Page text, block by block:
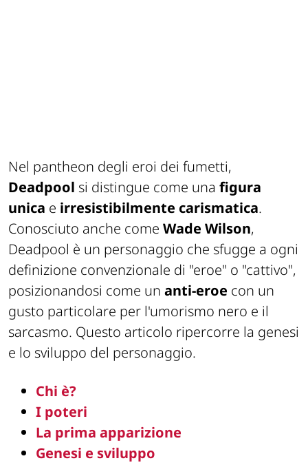
Nel pantheon degli eroi dei fumetti,
Deadpool si distingue come una figura
unica e irresistibilmente carismatica.
Conosciuto anche come Wade Wilson,
Deadpool è un personaggio che sfugge a ogni
definizione convenzionale di "eroe" o "cattivo",
posizionandosi come un anti-eroe con un
gusto particolare per l'umorismo nero e il
sarcasmo. Questo articolo ripercorre la genesi
e lo sviluppo del personaggio.
Chi è?
I poteri
La prima apparizione
Genesi e sviluppo